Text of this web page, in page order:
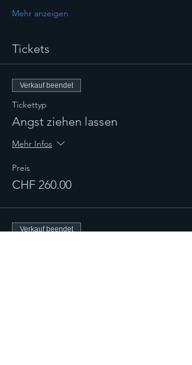
Mehr anzeigen
Tickets
Verkauf beendet
Tickettyp
Angst ziehen lassen
Mehr Infos
Preis
CHF 260.00
Verkauf beendet